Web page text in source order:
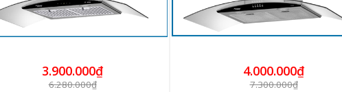
3.900.000₫
6.280.000₫
4.000.000₫
7.300.000₫